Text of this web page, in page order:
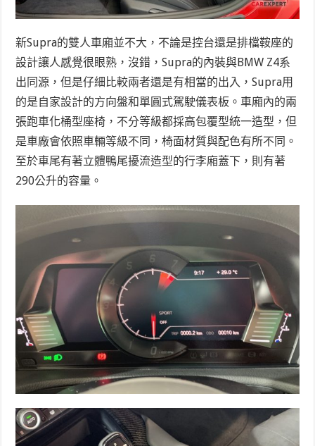
新Supra的雙人車廂並不大，不論是控台還是排檔鞍座的
設計讓人感覺很眼熟，沒錯，Supra的內裝與BMW Z4系
出同源，但是仔細比較兩者還是有相當的出入，Supra用
的是自家設計的方向盤和單圓式駕駛儀表板。車廂內的兩
張跑車化桶型座椅，不分等級都採高包覆型統一造型，但
是車廠會依照車輛等級不同，椅面材質與配色有所不同。
至於車尾有著立體鴨尾擾流造型的行李廂蓋下，則有著
290公升的容量。